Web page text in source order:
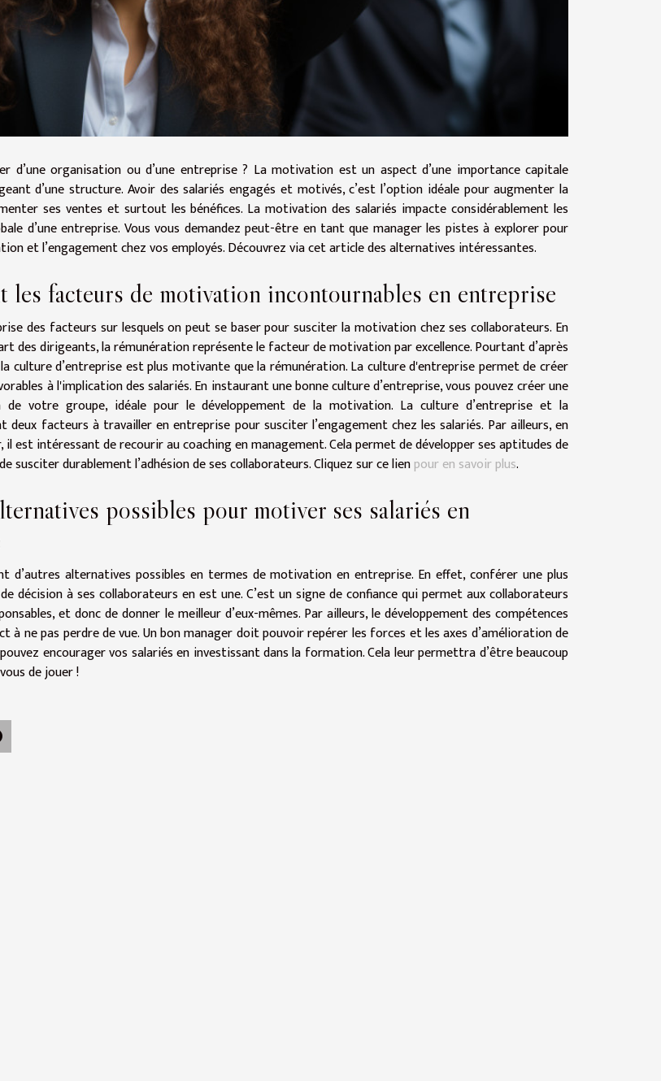
d’une organisation ou d’une entreprise ? La motivation est un aspect d’une importance capitale
d’une structure. Avoir des salariés engagés et motivés, c’est l’option idéale pour augmenter la
ses ventes et surtout les bénéfices. La motivation des salariés impacte considérablement les
d’une entreprise. Vous vous demandez peut-être en tant que manager les pistes à explorer pour
et l’engagement chez vos employés. Découvrez via cet article des alternatives intéressantes.
les facteurs de motivation incontournables en entreprise
des facteurs sur lesquels on peut se baser pour susciter la motivation chez ses collaborateurs. En
des dirigeants, la rémunération représente le facteur de motivation par excellence. Pourtant d’après
culture d’entreprise est plus motivante que la rémunération. La culture d'entreprise permet de créer
à l'implication des salariés. En instaurant une bonne culture d’entreprise, vous pouvez créer une
de votre groupe, idéale pour le développement de la motivation. La culture d’entreprise et la
deux facteurs à travailler en entreprise pour susciter l’engagement chez les salariés. Par ailleurs, en
il est intéressant de recourir au coaching en management. Cela permet de développer ses aptitudes de
susciter durablement l’adhésion de ses collaborateurs. Cliquez sur ce lienpour en savoir plus.
possibles pour motiver ses salariés en
d’autres alternatives possibles en termes de motivation en entreprise. En effet, conférer une plus
décision à ses collaborateurs en est une. C’est un signe de confiance qui permet aux collaborateurs
et donc de donner le meilleur d’eux-mêmes. Par ailleurs, le développement des compétences
à ne pas perdre de vue. Un bon manager doit pouvoir repérer les forces et les axes d’amélioration de
encourager vos salariés en investissant dans la formation. Cela leur permettra d’être beaucoup
de jouer !